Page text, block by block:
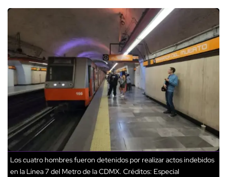
Los cuatro hombres fueron detenidos por realizar actos indebidos
en la Línea 7 del Metro de la CDMX. Créditos: Especial